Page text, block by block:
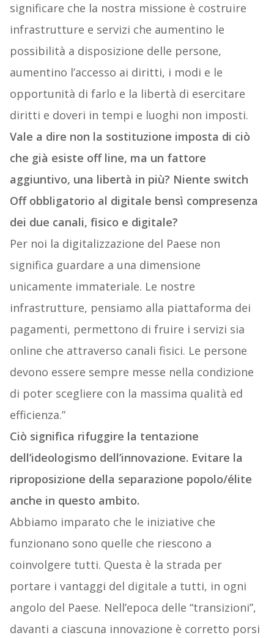
significare che la nostra missione è costruire
infrastrutture e servizi che aumentino le
possibilità a disposizione delle persone,
aumentino l’accesso ai diritti, i modi e le
opportunità di farlo e la libertà di esercitare
diritti e doveri in tempi e luoghi non imposti.
Vale a dire non la sostituzione imposta di ciò
che già esiste off line, ma un fattore
aggiuntivo, una libertà in più? Niente switch
Off obbligatorio al digitale bensì compresenza
dei due canali, fisico e digitale?
Per noi la digitalizzazione del Paese non
significa guardare a una dimensione
unicamente immateriale. Le nostre
infrastrutture,​ pensiamo alla piattaforma dei
pagamenti, permettono di fruire i servizi sia
online che attraverso canali fisici. Le persone
devono essere sempre messe nella condizione
di poter scegliere con la massima qualità ed
efficienza.”
Ciò significa rifuggire la tentazione
dell’ideologismo dell’innovazione. Evitare la
riproposizione della separazione popolo/élite
anche in questo ambito.
Abbiamo imparato che le iniziative che
funzionano sono quelle che riescono a
coinvolgere tutti. Questa è la strada per
portare i vantaggi del digitale a tutti, in ogni
angolo del Paese. Nell’epoca delle “transizioni”,
davanti a ciascuna innovazione è corretto porsi